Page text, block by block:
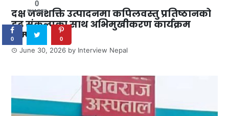
दक्ष जनशक्ति उत्पादनमा कपिलवस्तु प्रतिष्ठानको
दृढ संकल्पका साथ अभिमुखीकरण कार्यक्रम
सम्पन्न
June 30, 2026 by Interview Nepal
0
SHARES
0 0